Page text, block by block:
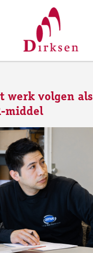
werk volgen als
middel